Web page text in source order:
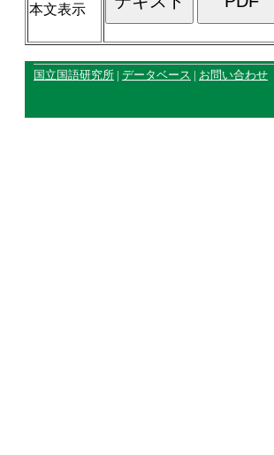
本文表示
国立国語研究所 | データベース | お問い合わせ